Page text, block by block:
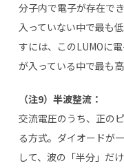
分子内で電子が存在で
入っていない中で最も
すには、このLUMOに
が入っている中で最も
（注9）半波整流：
交流電圧のうち、正の
る方式。ダイオードが
して、波の「半分」だ